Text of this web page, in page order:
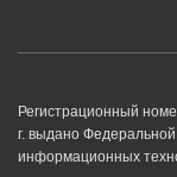
Регистрационный
г. выдано
информационных